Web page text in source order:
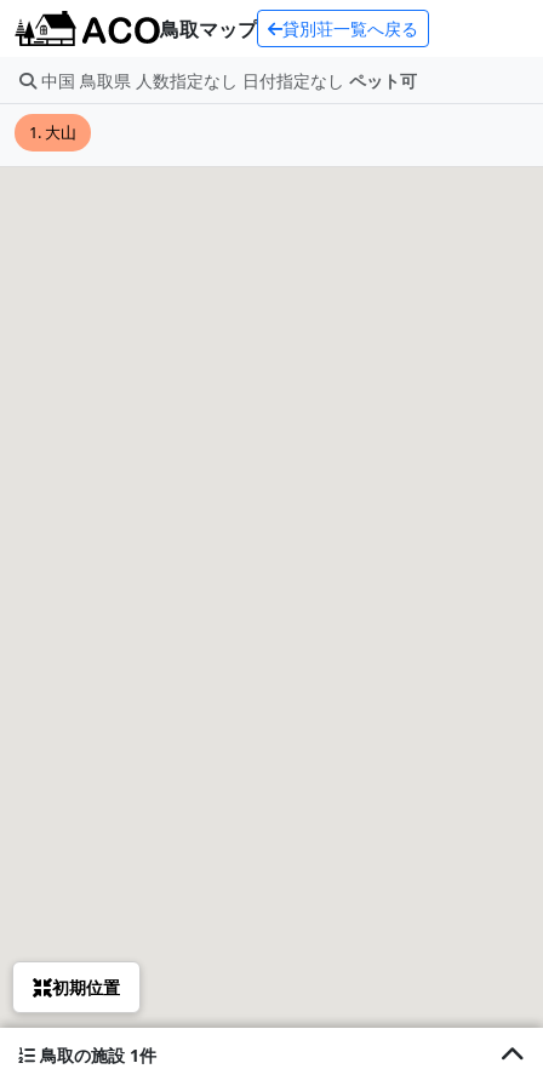
鳥取マップ 貸別荘一覧へ戻る
中国 鳥取県 人数指定なし 日付指定なし ペット可
1. 大山
初期位置
鳥取の施設 1件1. 貸別荘 アルベ